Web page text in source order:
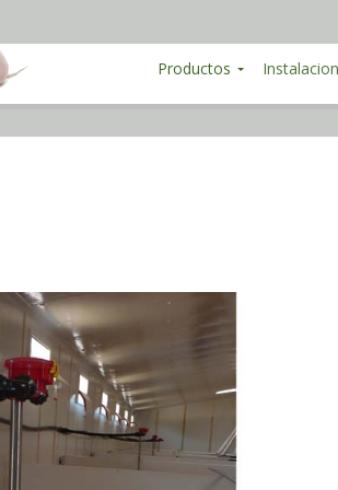
Productos